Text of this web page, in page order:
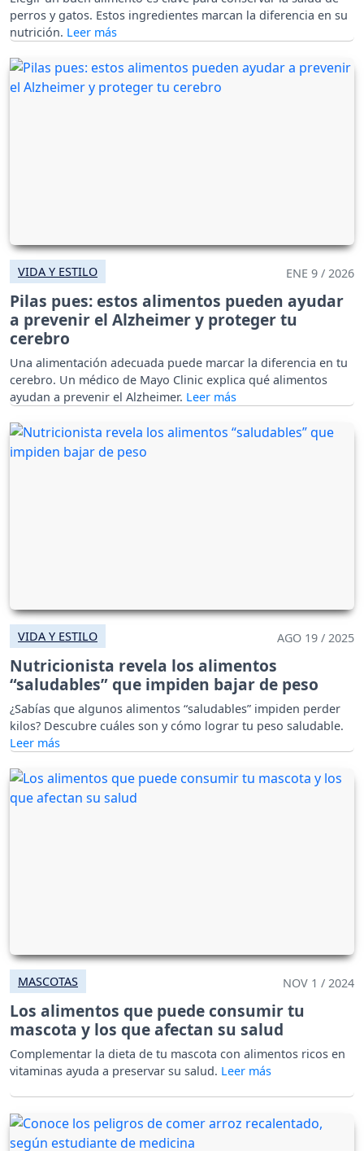
perros y gatos. Estos ingredientes marcan la diferencia en su
nutrición.
VIDA Y ESTILO ENE 9 / 2026
Pilas pues: estos alimentos pueden ayudar
a prevenir el Alzheimer y proteger tu
cerebro
Una alimentación adecuada puede marcar la diferencia en tu
cerebro. Un médico de Mayo Clinic explica qué alimentos
ayudan a prevenir el Alzheimer.
VIDA Y ESTILO AGO 19 / 2025
Nutricionista revela los alimentos
“saludables” que impiden bajar de peso
¿Sabías que algunos alimentos “saludables” impiden perder
kilos? Descubre cuáles son y cómo lograr tu peso saludable.
MASCOTAS NOV 1 / 2024
Los alimentos que puede consumir tu
mascota y los que afectan su salud
Complementar la dieta de tu mascota con alimentos ricos en
vitaminas ayuda a preservar su salud.